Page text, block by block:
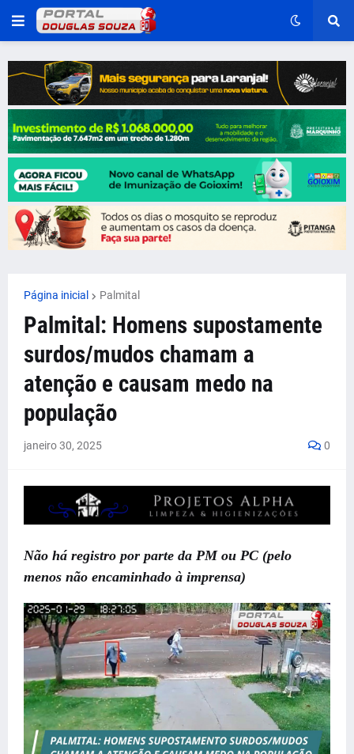
Página inicial Palmital
Palmital: Homens supostamente
surdos/mudos chamam a
atenção e causam medo na
população
janeiro 30, 2025 0
Não há registro por parte da PM ou PC (pelo
menos não encaminhado à imprensa)